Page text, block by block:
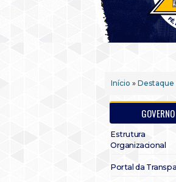
Início » Destaque
GOVERNO
Estrutura
Organizacional
Portal da